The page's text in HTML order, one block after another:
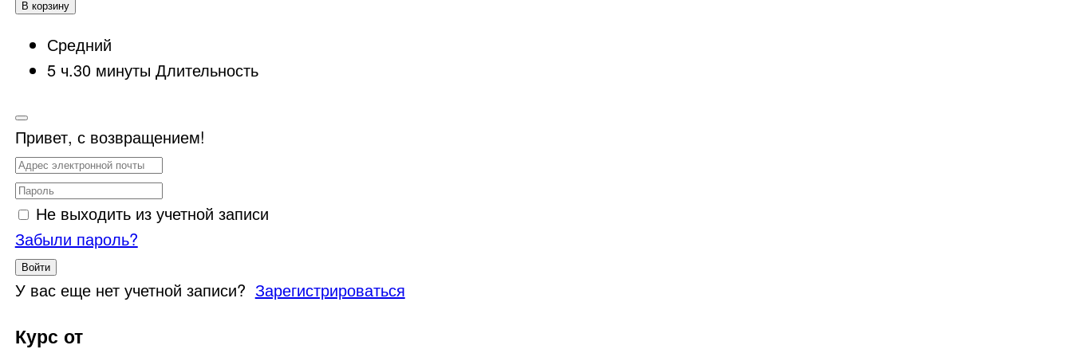
В корзину
Средний
5ч.30минуты Длительность
Привет, с возвращением!
Не выходить из учетной записи
Забыли пароль?
Войти
У вас еще нет учетной записи? Зарегистрироваться
Курс от